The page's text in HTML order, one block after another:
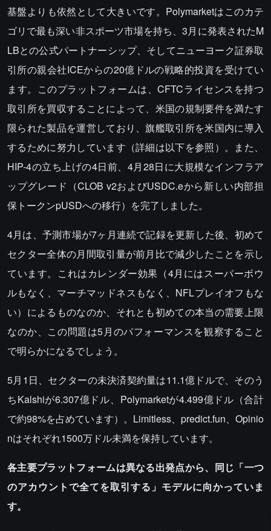
基盤よりも依然として大きいです。Polymarketはこのカテ
ゴリで最も深い非スポーツ市場を持ち、3月に発表されたM
LBとの公式パートナーシップ、そしてニューヨーク証券取
引所の親会社ICEからの20億ドルの戦略的投資を受けてい
ます。このプラットフォームは、CFTCライセンスを持つ
取引所を買収することによって、米国の規制要件を満たす
限られた製品を運営しており、旗艦取引所を米国内に導入
するために努力しています（詳細は以下を参照）。また、
HIP-4の立ち上げの4日前、4月28日に大規模なインフラア
ップグレード（CLOB v2およびUSDC.eから新しい内部担
保トークンpUSDへの移行）を完了しました。
4月は、予測市場が7ヶ月連続で記録を更新した後、初めて
セクター全体の月間取引量が前月比で減少したことを示し
ています。これはカレンダー効果（4月にはスーパーボウ
ルもなく、マーチマッドネスもなく、NFLプレイオフもな
い）によるものなのか、それとも初めての本当の需要上限
なのか、この問題は5月のパフォーマンスを観察すること
で明らかになるでしょう。
5月1日、セクターの未決済契約量は11.1億ドルで、そのう
ちKalshiが6.307億ドル、Polymarketが4.499億ドル（合計
で約98%を占めています）。Limitless、predict.fun、Opinio
nはそれぞれ1500万ドル未満を保持しています。
各主要プラットフォームは異なる出発点から、同じ「一つ
のアカウントで全てを取引する」モデルに向かっていま
す。